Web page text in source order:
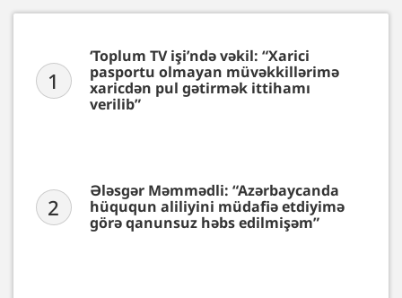
1
‘Toplum TV işi’ndə vəkil: “Xarici
pasportu olmayan müvəkkillərimə
xaricdən pul gətirmək ittihamı
verilib”
2
Ələsgər Məmmədli: “Azərbaycanda
hüququn aliliyini müdafiə etdiyimə
görə qanunsuz həbs edilmişəm”